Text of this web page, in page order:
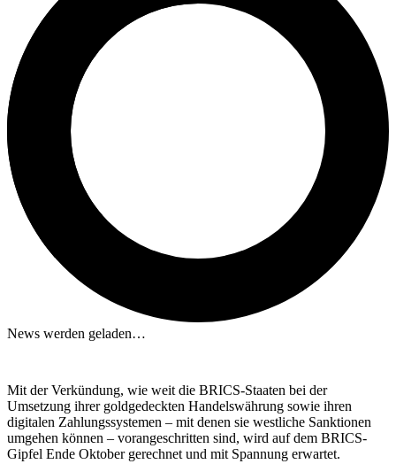
News werden geladen…
Mit der Verkündung, wie weit die BRICS-Staaten bei der
Umsetzung ihrer goldgedeckten Handelswährung sowie ihren
digitalen Zahlungssystemen – mit denen sie westliche Sanktionen
umgehen können – vorangeschritten sind, wird auf dem BRICS-
Gipfel Ende Oktober gerechnet und mit Spannung erwartet.